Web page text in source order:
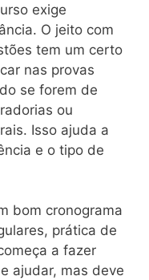
exige
O jeito com
tem um certo
nas provas
se forem de
ou
Isso ajuda a
e o tipo de
bom cronograma
prática de
a fazer
ajudar, mas deve